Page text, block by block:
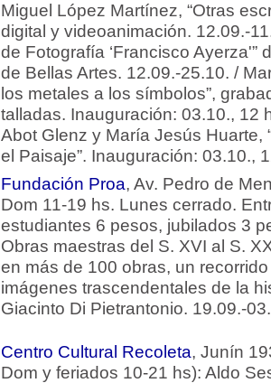
Miguel López Martínez, “Otras
digital y videoanimación. 12.09.-
de Fotografía ‘Francisco Ayerza'”
de Bellas Artes. 12.09.-25.10. /
los metales a los símbolos”,
talladas. Inauguración: 03.10., 12
Abot Glenz y María Jesús Huarte,
el Paisaje”. Inauguración: 03.10.,
Fundación Proa, Av. Pedro de
Dom 11-19 hs. Lunes cerrado.
estudiantes 6 pesos, jubilados 3
Obras maestras del S. XVI al S.
en más de 100 obras, un
imágenes trascendentales de la
Giacinto Di Pietrantonio. 19.09.-
Centro Cultural Recoleta, Junín
Dom y feriados 10-21 hs): Aldo